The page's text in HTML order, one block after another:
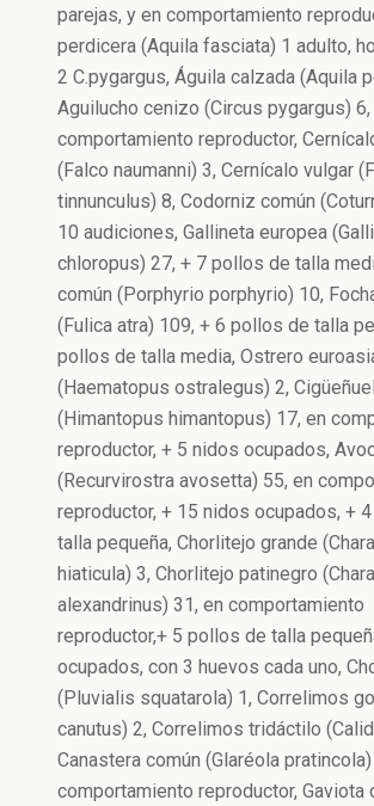
parejas, y en comportamiento
perdicera (Aquila fasciata) 1 adulto,
2 C.pygargus, Águila calzada (Aquila
Aguilucho cenizo (Circus pygargus) 6,
comportamiento reproductor,
(Falco naumanni) 3, Cernícalo vulgar
tinnunculus) 8, Codorniz común
10 audiciones, Gallineta europea
chloropus) 27, + 7 pollos de talla
común (Porphyrio porphyrio) 10,
(Fulica atra) 109, + 6 pollos de talla
pollos de talla media, Ostrero
(Haematopus ostralegus) 2,
(Himantopus himantopus) 17, en
reproductor, + 5 nidos ocupados,
(Recurvirostra avosetta) 55, en
reproductor, + 15 nidos ocupados, +
talla pequeña, Chorlitejo grande
hiaticula) 3, Chorlitejo patinegro
alexandrinus) 31, en comportamiento
reproductor,+ 5 pollos de talla
ocupados, con 3 huevos cada uno,
(Pluvialis squatarola) 1, Correlimos
canutus) 2, Correlimos tridáctilo
Canastera común (Glaréola
comportamiento reproductor, Gaviota